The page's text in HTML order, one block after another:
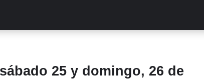
25 y domingo, 26 de